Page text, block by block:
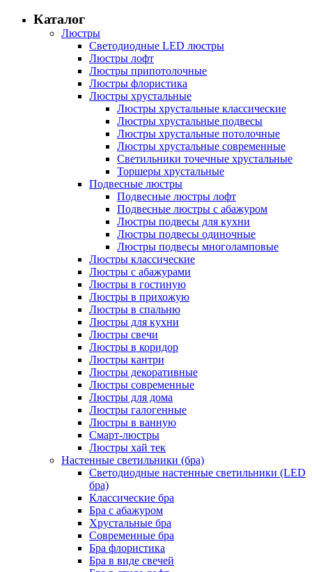
Каталог
Люстры
Светодиодные LED люстры
Люстры лофт
Люстры припотолочные
Люстры флористика
Люстры хрустальные
Люстры хрустальные классические
Люстры хрустальные подвесы
Люстры хрустальные потолочные
Люстры хрустальные современные
Светильники точечные хрустальные
Торшеры хрустальные
Подвесные люстры
Подвесные люстры лофт
Подвесные люстры с абажуром
Люстры подвесы для кухни
Люстры подвесы одиночные
Люстры подвесы многоламповые
Люстры классические
Люстры с абажурами
Люстры в гостиную
Люстры в прихожую
Люстры в спальню
Люстры для кухни
Люстры свечи
Люстры в коридор
Люстры кантри
Люстры декоративные
Люстры современные
Люстры для дома
Люстры галогенные
Люстры в ванную
Смарт-люстры
Люстры хай тек
Настенные светильники (бра)
Светодиодные настенные светильники (LED
бра)
Классические бра
Бра с абажуром
Хрустальные бра
Современные бра
Бра флористика
Бра в виде свечей